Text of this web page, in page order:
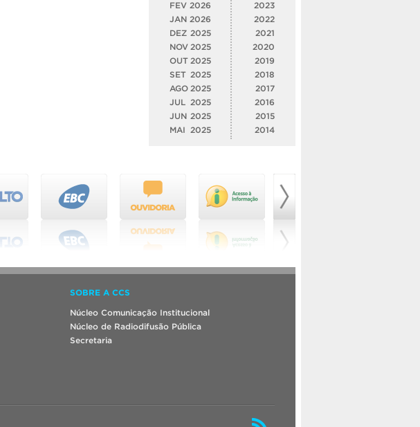
FEV 2026
JAN 2026
DEZ 2025
NOV 2025
OUT 2025
SET 2025
AGO 2025
JUL
2025
JUN 2025
MAI
2025
2023
2022
2021
2020
2019
2018
2017
2016
2015
2014
SOBRE A CCS
Núcleo Comunicação Institucional
Núcleo de Radiodifusão Pública
Secretaria